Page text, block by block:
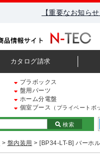
【重要なお知ら
カタログ請求
プラボックス
盤用パーツ
ホーム分電盤
個室ブース （プライベートボ
検索
> 盤内装用 > [BP34-LT-B] バーホ